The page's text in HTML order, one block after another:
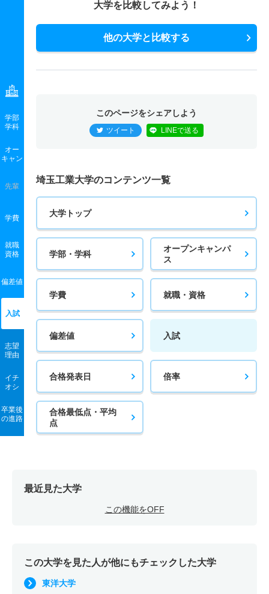
学部
学科
オー
キャン
先輩
学費
就職
資格
偏差値
入試
志望
理由
イチ
オシ
卒業後
の進路
大学を比較してみよう！
他の大学と比較する
このページをシェアしよう
ツイート LINEで送る
埼玉工業大学のコンテンツ一覧
大学トップ
学部・学科
オープンキャンパ
ス
学費 就職・資格
偏差値 入試
合格発表日 倍率
合格最低点・平均
点
最近見た大学
この機能をOFF
この大学を見た人が他にもチェックした大学
東洋大学